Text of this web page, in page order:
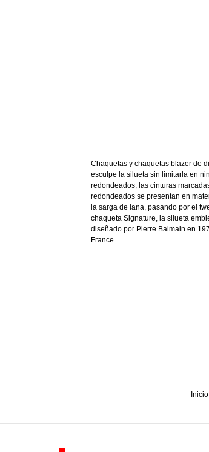
Chaquetas y chaquetas blazer de
esculpe la silueta sin limitarla en
redondeados, las cinturas
redondeados se presentan en
la sarga de lana, pasando por el
chaqueta Signature, la silueta
diseñado por Pierre Balmain en
France.
Inicio